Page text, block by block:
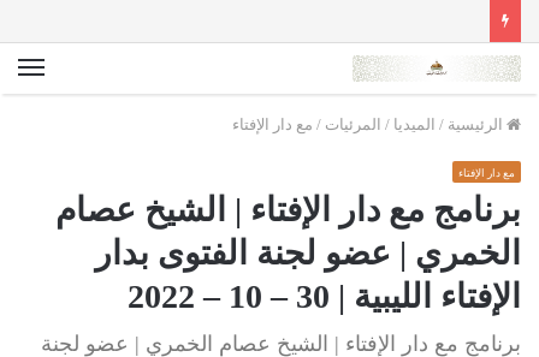
الرئيسية / الميديا / المرئيات / مع دار الإفتاء
مع دار الإفتاء
برنامج مع دار الإفتاء | الشيخ عصام
الخمري | عضو لجنة الفتوى بدار
الإفتاء الليبية | 30 – 10 – 2022
برنامج مع دار الإفتاء | الشيخ عصام الخمري | عضو لجنة